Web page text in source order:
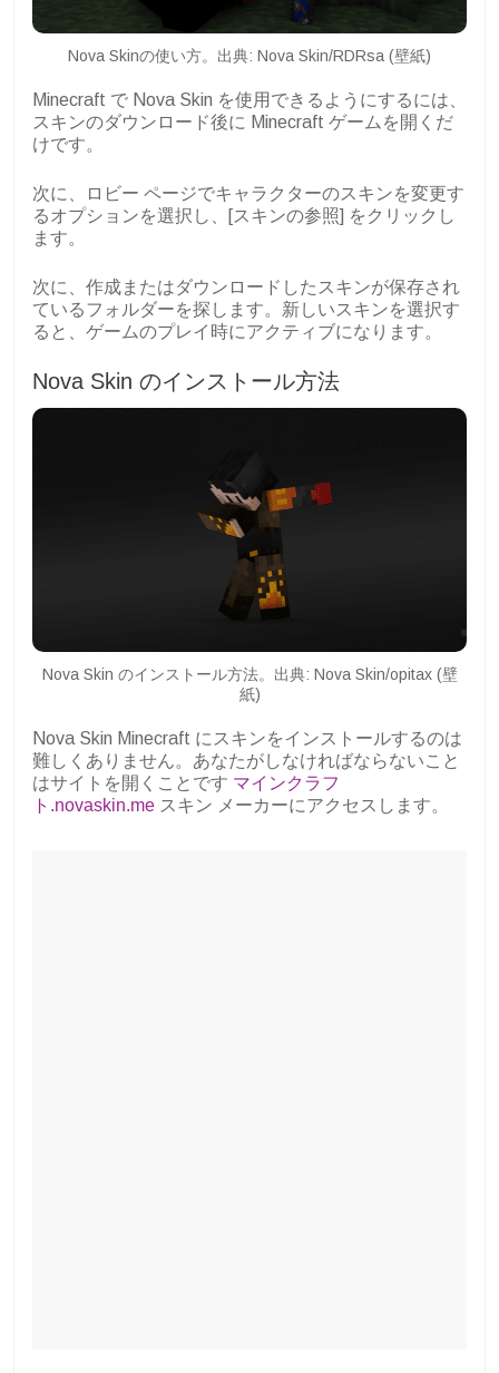
Nova Skinの使い方。出典: Nova Skin/RDRsa (壁紙)
Minecraft で Nova Skin を使用できるようにするには、
スキンのダウンロード後に Minecraft ゲームを開くだ
けです。
次に、ロビー ページでキャラクターのスキンを変更す
るオプションを選択し、[スキンの参照] をクリックし
ます。
次に、作成またはダウンロードしたスキンが保存され
ているフォルダーを探します。新しいスキンを選択す
ると、ゲームのプレイ時にアクティブになります。
Nova Skin のインストール方法
Nova Skin のインストール方法。出典: Nova Skin/opitax (壁
紙)
Nova Skin Minecraft にスキンをインストールするのは
難しくありません。あなたがしなければならないこと
はサイトを開くことです マインクラフ
ト.novaskin.me スキン メーカーにアクセスします。